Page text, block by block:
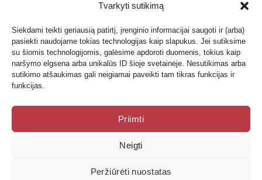
Tvarkyti sutikimą
Siekdami teikti geriausią patirtį, įrenginio informacijai saugoti ir (arba)
pasiekti naudojame tokias technologijas kaip slapukus. Jei sutiksime
su šiomis technologijomis, galėsime apdoroti duomenis, tokius kaip
naršymo elgsena arba unikalūs ID šioje svetainėje. Nesutikimas arba
sutikimo atšaukimas gali neigiamai paveikti tam tikras funkcijas ir
funkcijas.
Priimti
Neigti
Peržiūrėti nuostatas
Informacija
Grąžinimas
Garantijos ir privatumo politika